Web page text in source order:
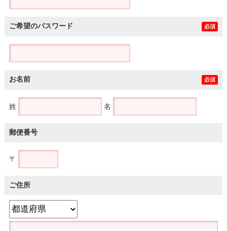
ご希望のパスワード 必須
お名前 必須
姓 名
郵便番号
〒
ご住所